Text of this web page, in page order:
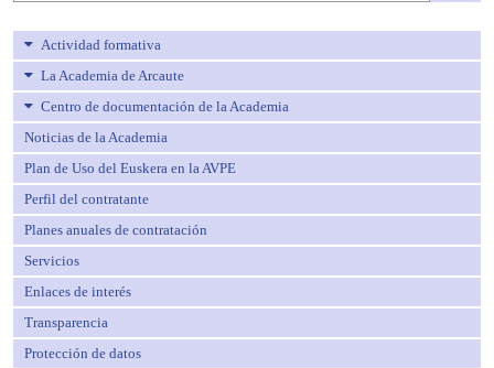
Actividad formativa
La Academia de Arcaute
Centro de documentación de la Academia
Noticias de la Academia
Plan de Uso del Euskera en la AVPE
Perfil del contratante
Planes anuales de contratación
Servicios
Enlaces de interés
Transparencia
Protección de datos